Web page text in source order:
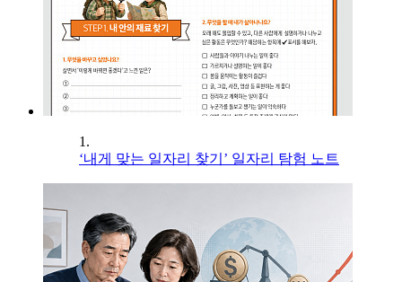
1.
‘내게 맞는 일자리 찾기’ 일자리 탐험 노트